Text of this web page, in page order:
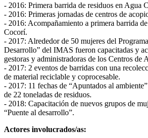
- 2016: Primera barrida de residuos en Agua
- 2016: Primeras jornadas de centros de
- 2016: Acompañamiento a primera barrida
Cocorí.
- 2017: Alrededor de 50 mujeres del
Desarrollo” del IMAS fueron capacitadas y
gestoras y administradoras de los Centros de
- 2017: 2 eventos de barridas con una
de material reciclable y coprocesable.
- 2017: 11 fechas de “Apuntados al
de 22 toneladas de residuos.
- 2018: Capacitación de nuevos grupos de
“Puente al desarrollo”.
Actores involucrados/as: